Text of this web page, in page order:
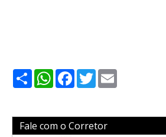
ShareWhatsApp
Facebook
Twitter
Fale com o Corretor